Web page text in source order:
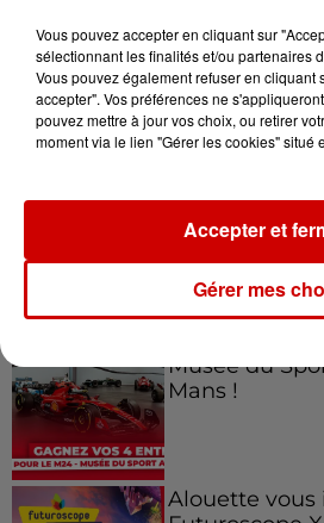
Jeux
Festival du
Musée du
Mans !
Alouette vous
Vous pouvez accepter en cliquant sur
sélectionnant les finalités et/ou partenaires
Vous pouvez également refuser en cliquant
accepter". Vos préférences ne
pouvez mettre à jour vos choix, ou retirer
moment via le lien "Gérer les cookies" situé
Gérer mes
Accepter et